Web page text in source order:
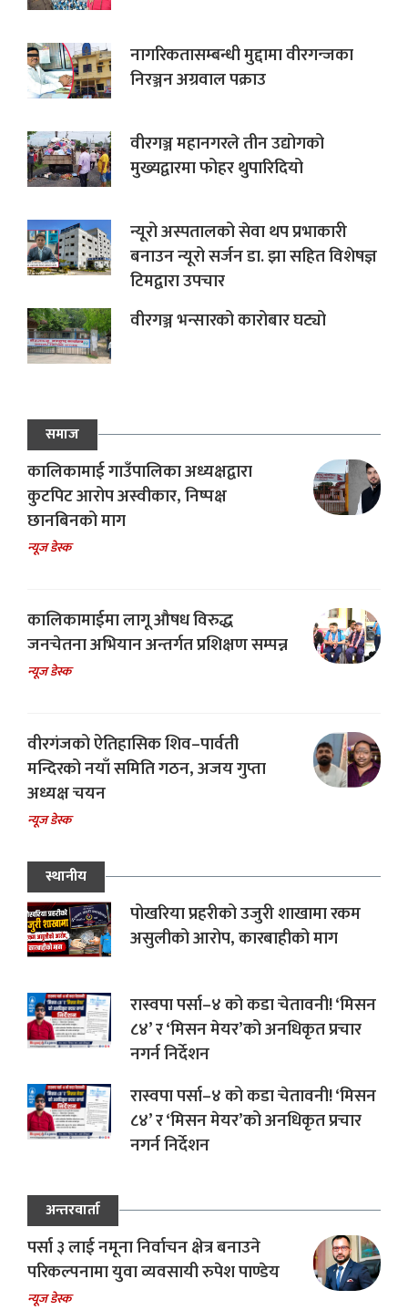
नागरिकतासम्बन्धी मुद्दामा वीरगन्जका
निरञ्जन अग्रवाल पक्राउ
वीरगञ्ज महानगरले तीन उद्योगको
मुख्यद्वारमा फोहर थुपारिदियो
न्यूरो अस्पतालको सेवा थप प्रभाकारी
बनाउन न्यूरो सर्जन डा. झा सहित विशेषज्ञ
टिमद्वारा उपचार
वीरगञ्ज भन्सारको कारोबार घट्यो
समाज
कालिकामाई गाउँपालिका अध्यक्षद्वारा
कुटपिट आरोप अस्वीकार, निष्पक्ष
छानबिनको माग
न्यूज डेस्क
कालिकामाईमा लागू औषध विरुद्ध
जनचेतना अभियान अन्तर्गत प्रशिक्षण सम्पन्न
न्यूज डेस्क
वीरगंजको ऐतिहासिक शिव–पार्वती
मन्दिरको नयाँ समिति गठन, अजय गुप्ता
अध्यक्ष चयन
न्यूज डेस्क
स्थानीय
पोखरिया प्रहरीको उजुरी शाखामा रकम
असुलीको आरोप, कारबाहीको माग
रास्वपा पर्सा–४ को कडा चेतावनी! ‘मिसन
८४’ र ‘मिसन मेयर’को अनधिकृत प्रचार
नगर्न निर्देशन
रास्वपा पर्सा–४ को कडा चेतावनी! ‘मिसन
८४’ र ‘मिसन मेयर’को अनधिकृत प्रचार
नगर्न निर्देशन
अन्तरवार्ता
पर्सा ३ लाई नमूना निर्वाचन क्षेत्र बनाउने
परिकल्पनामा युवा व्यवसायी रुपेश पाण्डेय
न्यूज डेस्क